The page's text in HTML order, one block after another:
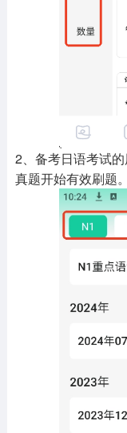
2、备考日语考试
真题开始有效刷题。